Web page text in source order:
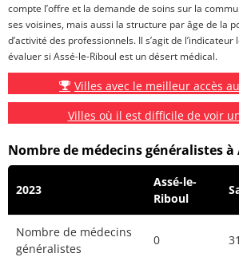
compte l’offre et la demande de soins sur la
ses voisines, mais aussi la structure par âge de la
d’activité des professionnels. Il s’agit de
évaluer si Assé-le-Riboul est un désert médical.
Villes avec le meilleur accès
Villes où il est difficile de voir
Nombre de médecins généralistes à
2023
Assé-le-
Riboul
Nombre de médecins
généralistes
0